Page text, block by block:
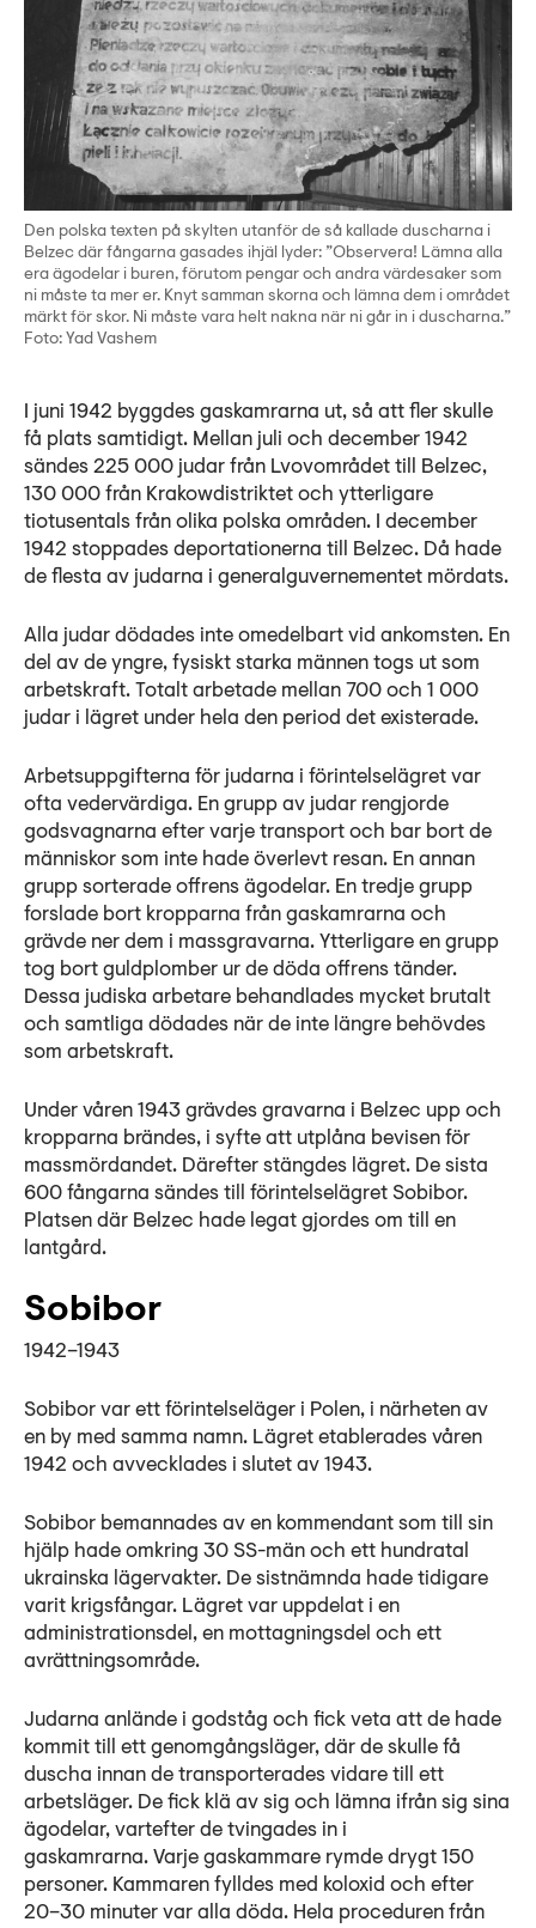
Den polska texten på skylten utanför de så kallade duscharna i
Belzec där fångarna gasades ihjäl lyder: ”Observera! Lämna alla
era ägodelar i buren, förutom pengar och andra värdesaker som
ni måste ta mer er. Knyt samman skorna och lämna dem i området
märkt för skor. Ni måste vara helt nakna när ni går in i duscharna.”
Foto: Yad Vashem
I juni 1942 byggdes gaskamrarna ut, så att fler skulle
få plats samtidigt. Mellan juli och december 1942
sändes 225 000 judar från Lvovområdet till Belzec,
130 000 från Krakowdistriktet och ytterligare
tiotusentals från olika polska områden. I december
1942 stoppades deportationerna till Belzec. Då hade
de flesta av judarna i generalguvernementet mördats.
Alla judar dödades inte omedelbart vid ankomsten. En
del av de yngre, fysiskt starka männen togs ut som
arbetskraft. Totalt arbetade mellan 700 och 1 000
judar i lägret under hela den period det existerade.
Arbetsuppgifterna för judarna i förintelselägret var
ofta vedervärdiga. En grupp av judar rengjorde
godsvagnarna efter varje transport och bar bort de
människor som inte hade överlevt resan. En annan
grupp sorterade offrens ägodelar. En tredje grupp
forslade bort kropparna från gaskamrarna och
grävde ner dem i massgravarna. Ytterligare en grupp
tog bort guldplomber ur de döda offrens tänder.
Dessa judiska arbetare behandlades mycket brutalt
och samtliga dödades när de inte längre behövdes
som arbetskraft.
Under våren 1943 grävdes gravarna i Belzec upp och
kropparna brändes, i syfte att utplåna bevisen för
massmördandet. Därefter stängdes lägret. De sista
600 fångarna sändes till förintelselägret Sobibor.
Platsen där Belzec hade legat gjordes om till en
lantgård.
Sobibor
1942–1943
Sobibor var ett förintelseläger i Polen, i närheten av
en by med samma namn. Lägret etablerades våren
1942 och avvecklades i slutet av 1943.
Sobibor bemannades av en kommendant som till sin
hjälp hade omkring 30 SS-män och ett hundratal
ukrainska lägervakter. De sistnämnda hade tidigare
varit krigsfångar. Lägret var uppdelat i en
administrationsdel, en mottagningsdel och ett
avrättningsområde.
Judarna anlände i godståg och fick veta att de hade
kommit till ett genomgångsläger, där de skulle få
duscha innan de transporterades vidare till ett
arbetsläger. De fick klä av sig och lämna ifrån sig sina
ägodelar, vartefter de tvingades in i
gaskamrarna. Varje gaskammare rymde drygt 150
personer. Kammaren fylldes med koloxid och efter
20–30 minuter var alla döda. Hela proceduren från